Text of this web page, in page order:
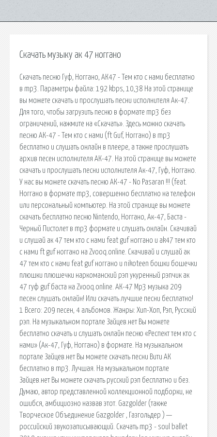
Скачать музыку ак 47 ноггано
Скачать песню Гуф, Ноггано, АК47 - Тем кто с нами бесплатно
в mp3. Параметры файла: 192 kbps, 10,38 На этой странице
вы можете скачать и прослушать песни исполнителя Ак-47.
Для того, чтобы загрузить песню в формате mp3 без
ограничений, нажмите на «Скачать». Здесь можно скачать
песню АК-47 - Тем кто с нами (ft Guf, Ноггано) в mp3
бесплатно и слушать онлайн в плеере, а также прослушать
архив песен исполнителя АК-47. На этой странице вы можете
скачать и прослушать песни исполнителя Ак-47, Гуф, Ноггано.
У нас вы можете скачать песню АК-47 - No Pasaran !!! (feat.
Ноггано в формате mp3, совершенно бесплатно на телефон
или персональный компьютер. На этой странице вы можете
скачать бесплатно песню Nintendo, Ноггано, Ак-47, Баста -
Черный Пистолет в mp3 формате и слушать онлайн. Скачивай
и слушай ак 47 тем кто с нами feat guf ноггано и ak47 тем кто
с нами ft guf ноггано на Zvooq.online. Скачивай и слушай ак
47 тем кто с нами feat guf ноггано и nikoteen бошки бошечки
плюшки плюшечки наркоманский рэп укуренный рэпчик ак
47 гуф guf баста на Zvooq.online. АК-47 Mp3 музыка 209
песен слушать онлайн! Или скачать лучшие песни бесплатно!
1 Всего: 209 песен, 4 альбомов. Жанры: Хип-Хоп, Рэп, Русский
рэп. На музыкальном портале Зайцев.нет Вы можете
бесплатно скачать и слушать онлайн песню «Респект тем кто с
нами» (Ак-47, Гуф, Ноггано) в формате. На музыкальном
портале Зайцев.нет Вы можете скачать песни Вити АК
бесплатно в mp3. Лучшая. На музыкальном портале
Зайцев.нет Вы можете скачать русский рэп бесплатно и без.
Думаю, автор представленной коллекционной подборки, не
ошибся, амбициозно назвав этот. Gazgolder (также
Творческое Объединение Gazgolder , Газгольдер ) —
российский звукозаписывающий. Скачать mp3 - soul ballet